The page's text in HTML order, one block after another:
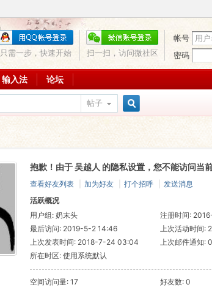
帐号
密码
扫一扫，访问微社区
只需一步，快速开始
输入法 论坛
帖子
索
抱歉！由于 吴越人 的隐私设置，您不能访问当
查看好友列表 加为好友 打个招呼
发送消息
活跃概况
用户组: 奶末头
注册时间:
最后访问: 2019-5-2 14:46
上次活动时间:
上次发表时间: 2018-7-24 03:04
上次邮件通知: 0
所在时区: 使用系统默认
空间访问量: 17
好友数: 0